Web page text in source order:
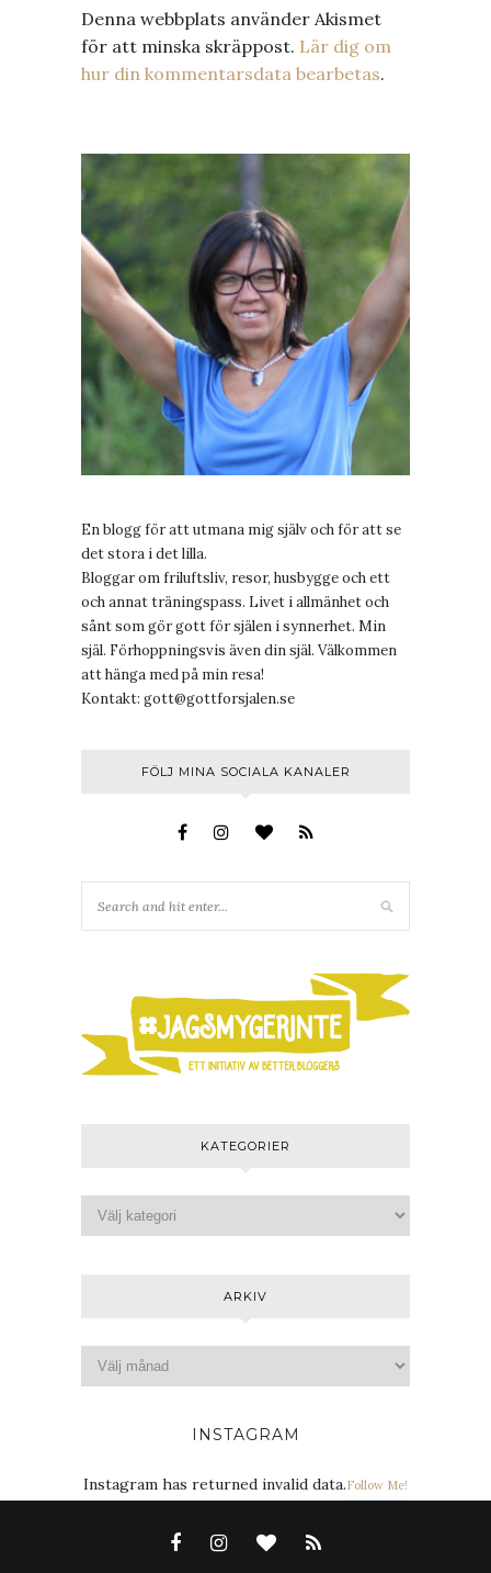
Denna webbplats använder Akismet
för att minska skräppost. Lär dig om
hur din kommentarsdata bearbetas.
En blogg för att utmana mig själv och för att se
det stora i det lilla.
Bloggar om friluftsliv, resor, husbygge och ett
och annat träningspass. Livet i allmänhet och
sånt som gör gott för själen i synnerhet. Min
själ. Förhoppningsvis även din själ. Välkommen
att hänga med på min resa!
Kontakt: gott@gottforsjalen.se
FÖLJ MINA SOCIALA KANALER
KATEGORIER
ARKIV
INSTAGRAM
Instagram has returned invalid data.Follow Me!